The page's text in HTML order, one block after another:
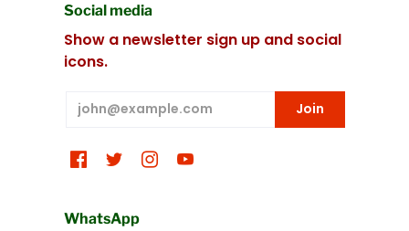
Social media
Show a newsletter sign up and social
icons.
WhatsApp